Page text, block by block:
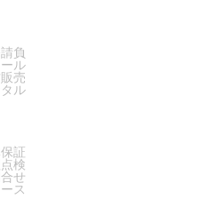
負
ル
売
ル
証
検
せ
ス